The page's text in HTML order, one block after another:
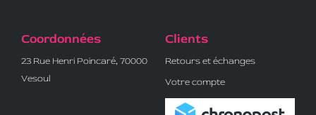
Coordonnées
23 Rue Henri Poincaré, 70000
Vesoul
Clients
Retours et échanges
Votre compte